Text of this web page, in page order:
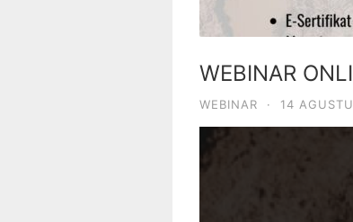
WEBINAR
WEBINAR · 14